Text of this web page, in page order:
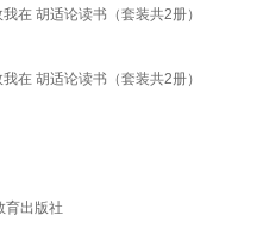
在 胡适论读书（套装共2册）
在 胡适论读书（套装共2册）
出版社